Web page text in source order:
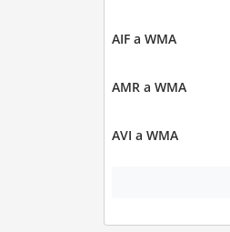
AIF a WMA
AMR a WMA
AVI a WMA